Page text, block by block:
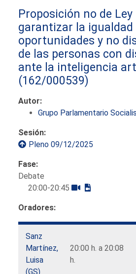
Proposición no de
garantizar la igualdad
oportunidades y no
de las personas con
ante la inteligencia
(162/000539)
Autor:
Grupo Parlamentario
Sesión:
Pleno 09/12/2025
Fase:
Debate
20:00-20:45
Oradores:
Sanz
Martínez,
Luisa
(GS)
20:00 h. a 20:08
h.